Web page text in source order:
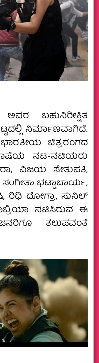
ಬಹುನಿರೀಕ್ಷಿತ
ನಿರ್ಮಾಣವಾಗಿದೆ.
ಚಿತ್ರರಂಗದ
ನಟ-ನಟಿಯರು
ವಿಜಯ ಸೇತುಪತಿ,
ಭಟ್ಟಾಚಾರ್ಯ,
ರಿಧಿ ದೋಗ್ರಾ, ಸುನಿಲ್
ನಟಿಸಿರುವ ಈ
ತಲುಪವಂತೆ